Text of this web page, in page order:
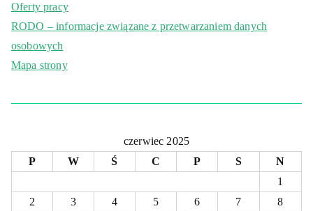
Oferty pracy
RODO – informacje związane z przetwarzaniem danych
osobowych
Mapa strony
czerwiec 2025
P
W Ś C P S
N
1
2
3 4 5 6 7
8